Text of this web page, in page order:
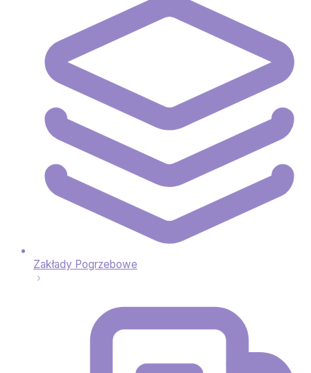
Zakłady Pogrzebowe